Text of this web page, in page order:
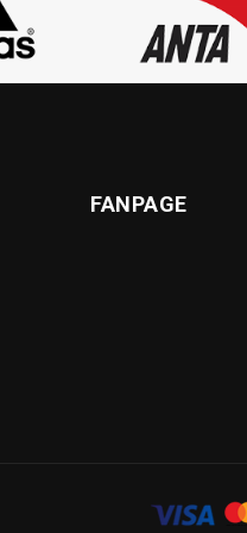
FANPAGE